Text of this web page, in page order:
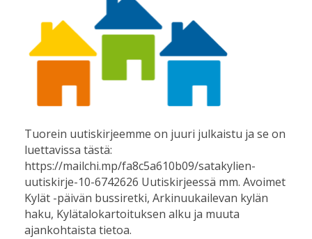
Tuorein uutiskirjeemme on juuri julkaistu ja se on
luettavissa tästä:
https://mailchi.mp/fa8c5a610b09/satakylien-
uutiskirje-10-6742626 Uutiskirjeessä mm. Avoimet
Kylät -päivän bussiretki, Arkinuukailevan kylän
haku, Kylätalokartoituksen alku ja muuta
ajankohtaista tietoa.